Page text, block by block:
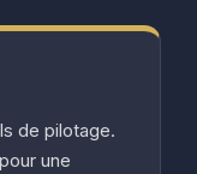
de pilotage.
une